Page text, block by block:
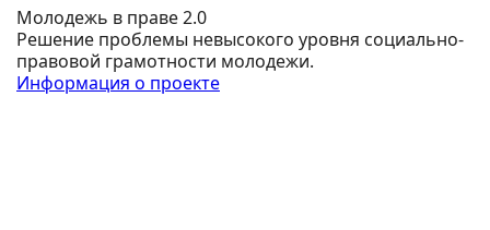
Молодежь в праве 2.0
Решение проблемы невысокого уровня социально-
правовой грамотности молодежи.
Информация о проекте